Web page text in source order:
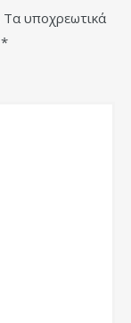
Τα υποχρεωτικά
*